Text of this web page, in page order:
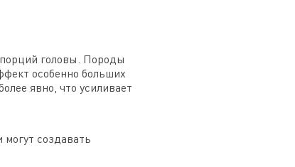
головы. Породы
особенно больших
явно, что усиливает
создавать